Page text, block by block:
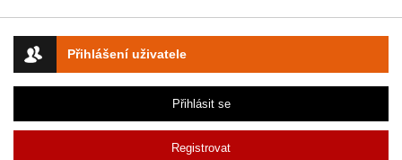
Přihlášení uživatele
Přihlásit se
Registrovat